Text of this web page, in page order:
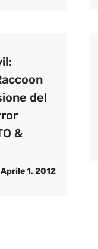
del
&
Aprile 1, 2012